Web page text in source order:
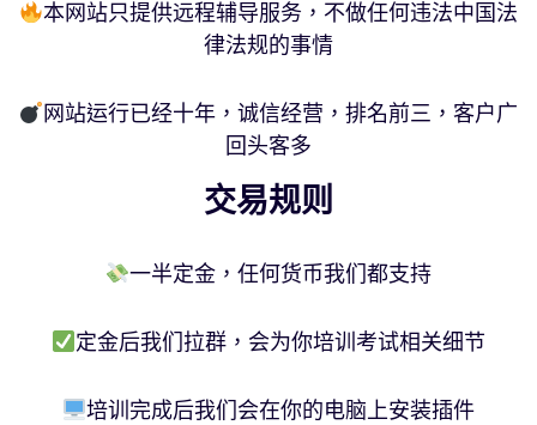
本网站只提供远程辅导服务，不做任何违法中国法
律法规的事情
网站运行已经十年，诚信经营，排名前三，客户广
回头客多
交易规则
一半定金，任何货币我们都支持
定金后我们拉群，会为你培训考试相关细节
培训完成后我们会在你的电脑上安装插件